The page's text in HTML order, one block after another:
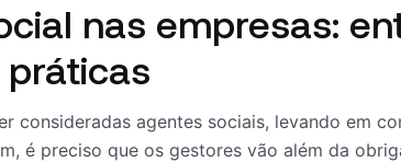
nas empresas:
consideradas agentes sociais, levando em
é preciso que os gestores vão além da